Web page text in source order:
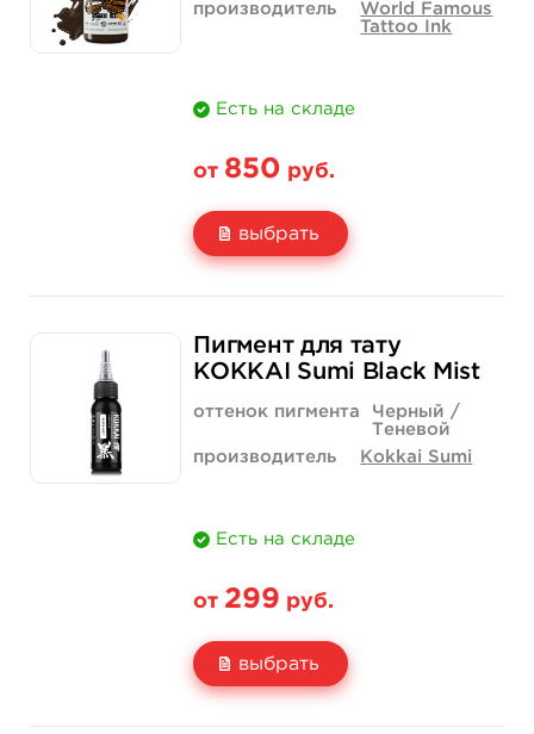
производитель
World Famous
Tattoo Ink
Есть на складе
от 850 руб.
выбрать
Количество
850 руб.
купить
1 400 руб.
купить
Пигмент для тату
KOKKAI Sumi Black Mist
оттенок пигмента
Черный /
Теневой
производитель
Kokkai Sumi
Есть на складе
от 299 руб.
выбрать